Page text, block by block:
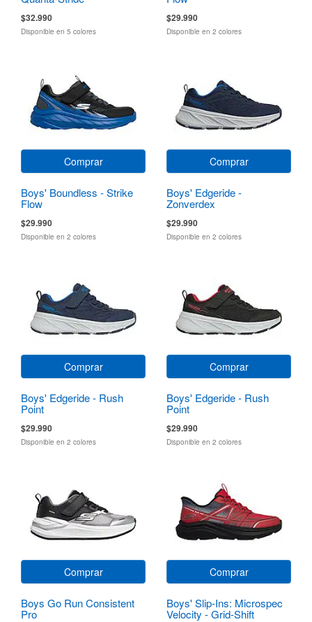
$32.990
Disponible en 5 colores
$29.990
Disponible en 2 colores
Comprar
Boys' Boundless - Strike
Flow
$29.990
Disponible en 2 colores
Comprar
Boys' Edgeride -
Zonverdex
$29.990
Disponible en 2 colores
Comprar
Boys' Edgeride - Rush
Point
$29.990
Disponible en 2 colores
Comprar
Boys' Edgeride - Rush
Point
$29.990
Disponible en 2 colores
Comprar
Boys Go Run Consistent
Pro
Comprar
Boys' Slip-Ins: Microspec
Velocity - Grid-Shift